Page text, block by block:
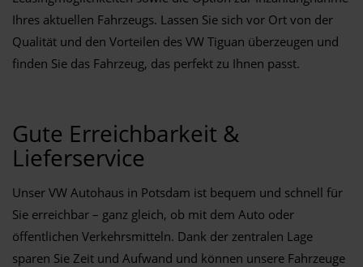
Ihres aktuellen Fahrzeugs. Lassen Sie sich vor Ort von der
Qualität und den Vorteilen des VW Tiguan überzeugen und
finden Sie das Fahrzeug, das perfekt zu Ihnen passt.
Gute Erreichbarkeit &
Lieferservice
Unser VW Autohaus in Potsdam ist bequem und schnell für
Sie erreichbar – ganz gleich, ob mit dem Auto oder
öffentlichen Verkehrsmitteln. Dank der zentralen Lage
sparen Sie Zeit und Aufwand und können unsere Fahrzeuge